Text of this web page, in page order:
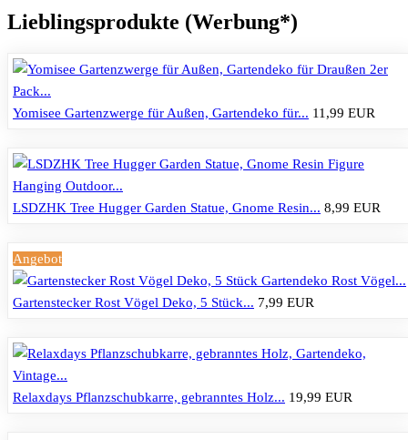
Lieblingsprodukte (Werbung*)
Yomisee Gartenzwerge für Außen, Gartendeko für... 11,99 EUR
LSDZHK Tree Hugger Garden Statue, Gnome Resin... 8,99 EUR
Angebot
Gartenstecker Rost Vögel Deko, 5 Stück... 7,99 EUR
Relaxdays Pflanzschubkarre, gebranntes Holz... 19,99 EUR